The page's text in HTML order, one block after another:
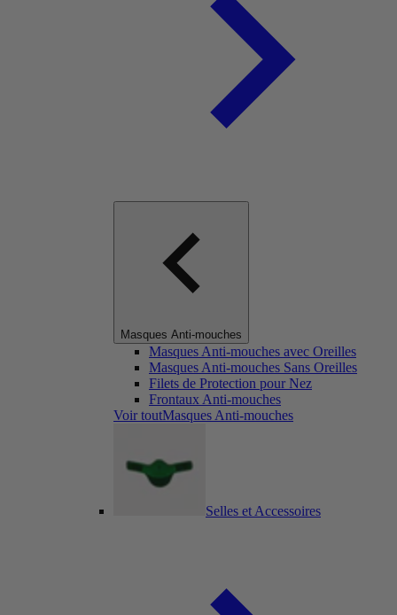
Masques Anti-mouches
Masques Anti-mouches avec Oreilles
Masques Anti-mouches Sans Oreilles
Filets de Protection pour Nez
Frontaux Anti-mouches
Voir toutMasques Anti-mouches
Selles et Accessoires